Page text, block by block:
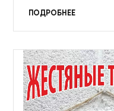
ПОДРОБНЕЕ